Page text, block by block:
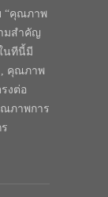
“คุณภาพ
มสำคัญ
นทีนี้มี
, คุณภาพ
งต่อ
ภาพการ